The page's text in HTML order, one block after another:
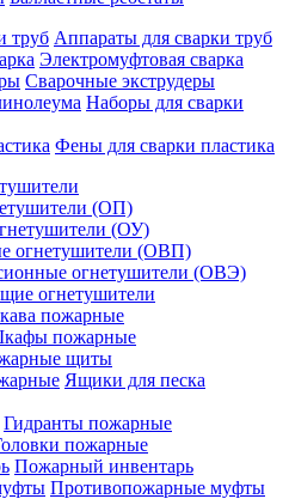
Аппараты для сварки труб
Электромуфтовая сварка
Сварочные экструдеры
Наборы для сварки
Фены для сварки пластика
(ОП)
(ОУ)
огнетушители (ОВП)
огнетушители (ОВЭ)
огнетушители
пожарные
пожарные
щиты
Ящики для песка
Гидранты пожарные
пожарные
Пожарный инвентарь
Противопожарные муфты